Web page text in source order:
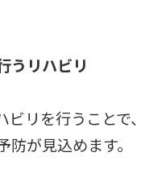
うリハビリ
リを行うことで、
が見込めます。